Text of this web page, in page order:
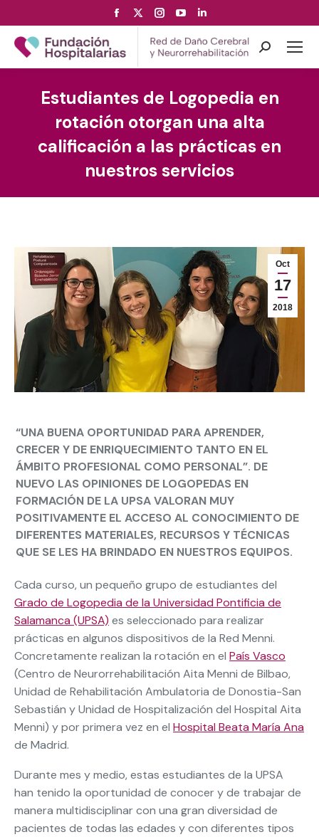
Facebook
page
opens
in
window
page
opens
in
window
Instagram
page
opens
in
window
YouTube
page
opens
in
window
page
opens
in
window
Search:
Estudiantes de Logopedia en
rotación otorgan una alta
calificación a las prácticas en
nuestros servicios
Oct
17
2018
“UNA BUENA OPORTUNIDAD PARA APRENDER,
CRECER Y DE ENRIQUECIMIENTO TANTO EN EL
ÁMBITO PROFESIONAL COMO PERSONAL”. DE
NUEVO LAS OPINIONES DE LOGOPEDAS EN
FORMACIÓN DE LA UPSA VALORAN MUY
POSITIVAMENTE EL ACCESO AL CONOCIMIENTO DE
DIFERENTES MATERIALES, RECURSOS Y TÉCNICAS
QUE SE LES HA BRINDADO EN NUESTROS EQUIPOS.
Cada curso, un pequeño grupo de estudiantes del
Grado de Logopedia de la Universidad Pontificia de
Salamanca (UPSA) es seleccionado para realizar
prácticas en algunos dispositivos de la Red Menni.
Concretamente realizan la rotación en el País Vasco
(Centro de Neurorrehabilitación Aita Menni de Bilbao,
Unidad de Rehabilitación Ambulatoria de Donostia-San
Sebastián y Unidad de Hospitalización del Hospital Aita
Menni) y por primera vez en el Hospital Beata María Ana
de Madrid.
Durante mes y medio, estas estudiantes de la UPSA
han tenido la oportunidad de conocer y de trabajar de
manera multidisciplinar con una gran diversidad de
pacientes de todas las edades y con diferentes tipos